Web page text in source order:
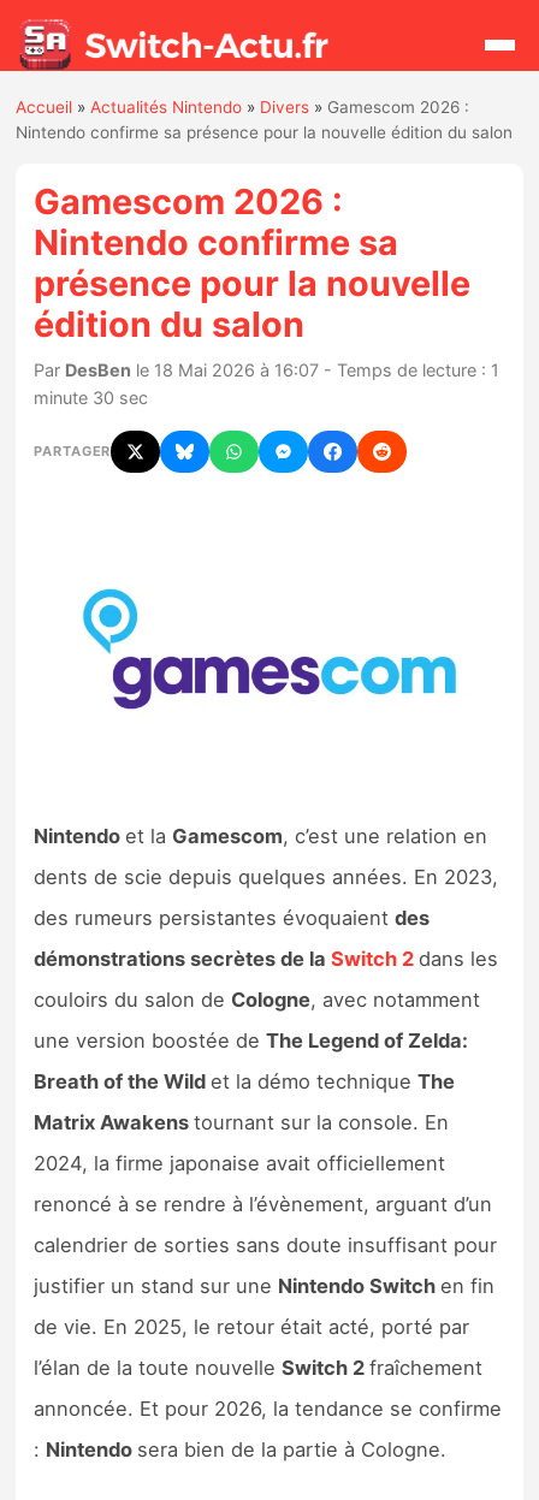
Rechercher
Actualités
Jeux
Hardware
Mises à jour
Chiffres de ventes
Nintendo Direct
Tests et previews
Tests de jeux
Autres tests
Précommandes
Précommandes jeux Switch 2
Bons plans
Guides
Accueil »Actualités Nintendo » Divers » Gamescom 2026 :
Nintendo confirme sa présence pour la nouvelle édition du salon
Gamescom 2026 :
Nintendo confirme sa
présence pour la nouvelle
édition du salon
Par DesBen le 18 Mai 2026 à 16:07 - Temps de lecture : 1
minute 30 sec
PARTAGER
Nintendoet la Gamescom, c’est une relation en
dents de scie depuis quelques années. En 2023,
des rumeurs persistantes évoquaientdes
démonstrations secrètes de laSwitch 2 dans les
couloirs du salon de Cologne, avec notamment
une version boostée deThe Legend of Zelda:
Breath of the Wildet la démo techniqueThe
Matrix Awakenstournant sur la console. En
2024, la firme japonaise avait officiellement
renoncé à se rendre à l’évènement, arguant d’un
calendrier de sorties sans doute insuffisant pour
justifier un stand sur une Nintendo Switchen fin
de vie. En 2025, le retour était acté, porté par
l’élan de la toute nouvelleSwitch 2fraîchement
annoncée. Et pour 2026, la tendance se confirme
: Nintendo sera bien de la partie à Cologne.